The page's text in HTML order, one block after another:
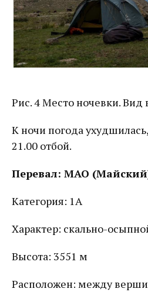
Рис. 4 Место ночевки. Вид
К ночи погода
21.00 отбой.
Перевал: МАО
Категория: 1А
Характер: скально-
Высота: 3551 м
Расположен: между